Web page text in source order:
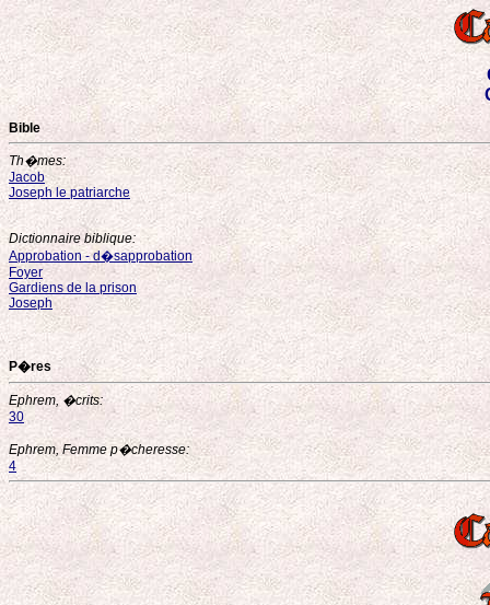
Bible
Th�mes:
Jacob
Joseph le patriarche
Dictionnaire biblique:
Approbation - d�sapprobation
Foyer
Gardiens de la prison
Joseph
P�res
Ephrem, �crits:
30
Ephrem, Femme p�cheresse:
4